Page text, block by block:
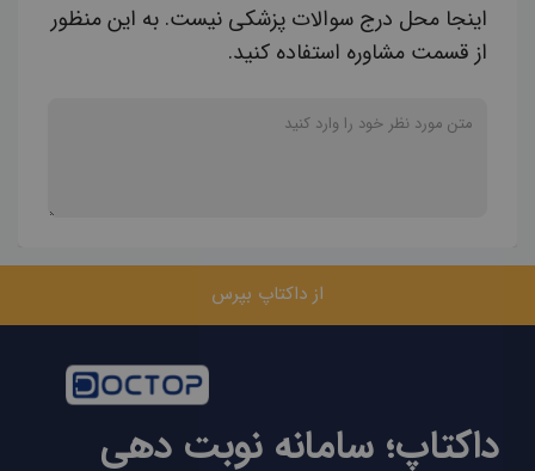
اینجا محل درج سوالات پزشکی نیست. به این منظور
از قسمت مشاوره استفاده کنید.
از داکتاپ بپرس
داکتاپ؛ سامانه نوبت دهی